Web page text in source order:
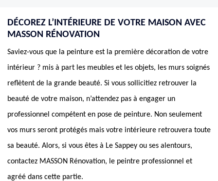
DÉCOREZ L’INTÉRIEURE DE VOTRE MAISON AVEC
MASSON RÉNOVATION
Saviez-vous que la peinture est la première décoration de votre
intérieur ? mis à part les meubles et les objets, les murs soignés
reflètent de la grande beauté. Si vous sollicitiez retrouver la
beauté de votre maison, n’attendez pas à engager un
professionnel compétent en pose de peinture. Non seulement
vos murs seront protégés mais votre intérieure retrouvera toute
sa beauté. Alors, si vous êtes à Le Sappey ou ses alentours,
contactez MASSON Rénovation, le peintre professionnel et
agréé dans cette partie.